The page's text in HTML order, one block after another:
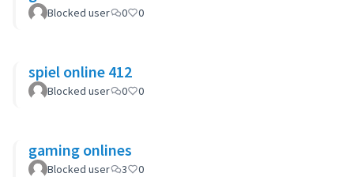
Blocked user 0 0
spiel online 412
Blocked user 0 0
gaming onlines
Blocked user 3 0